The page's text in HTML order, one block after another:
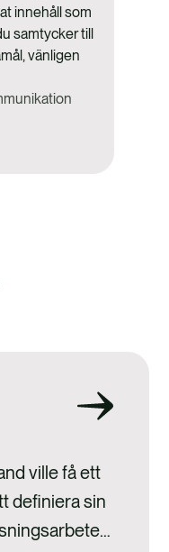
innehåll som
samtycker till
vänligen
ville få ett
definiera sin